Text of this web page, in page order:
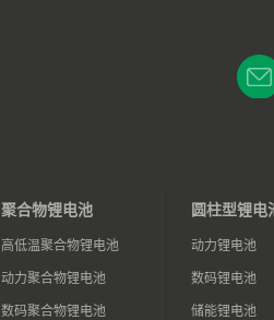
聚合物锂电池
高低温聚合物锂电池
动力聚合物锂电池
数码聚合物锂电池
圆柱型锂电
动力锂电池
数码锂电池
储能锂电池